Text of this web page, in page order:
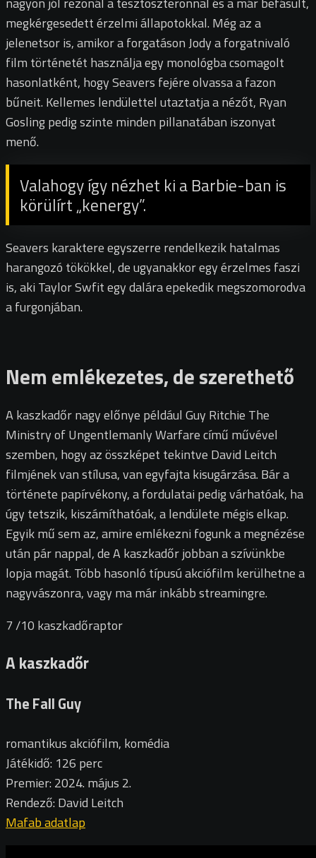
megkérgesedett érzelmi állapotokkal. Még az a
jelenetsor is, amikor a forgatáson Jody a forgatnivaló
film történetét használja egy monológba csomagolt
hasonlatként, hogy Seavers fejére olvassa a fazon
bűneit. Kellemes lendülettel utaztatja a nézőt, Ryan
Gosling pedig szinte minden pillanatában iszonyat
menő.
Valahogy így nézhet ki a Barbie-ban is
körülírt „kenergy”.
Seavers karaktere egyszerre rendelkezik hatalmas
harangozó tökökkel, de ugyanakkor egy érzelmes faszi
is, aki Taylor Swfit egy dalára epekedik megszomorodva
a furgonjában.
Nem emlékezetes, de szerethető
A kaszkadőr nagy előnye például Guy Ritchie The
Ministry of Ungentlemanly Warfare című művével
szemben, hogy az összképet tekintve David Leitch
filmjének van stílusa, van egyfajta kisugárzása. Bár a
története papírvékony, a fordulatai pedig várhatóak, ha
úgy tetszik, kiszámíthatóak, a lendülete mégis elkap.
Egyik mű sem az, amire emlékezni fogunk a megnézése
után pár nappal, de A kaszkadőr jobban a szívünkbe
lopja magát. Több hasonló típusú akciófilm kerülhetne a
nagyvászonra, vagy ma már inkább streamingre.
7/10 kaszkadőraptor
A kaszkadőr
The Fall Guy
romantikus akciófilm, komédia
Játékidő: 126 perc
Premier: 2024. május 2.
Rendező: David Leitch
Mafab adatlap